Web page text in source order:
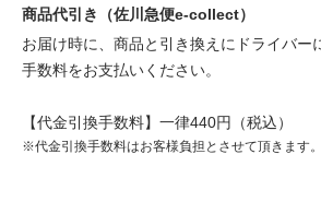
商品代引き（佐川急便e-collect）
お届け時に、商品と引き換えにドライバー
手数料をお支払いください。
【代金引換手数料】一律440円（税込）
※代金引換手数料はお客様負担とさせて頂きます。